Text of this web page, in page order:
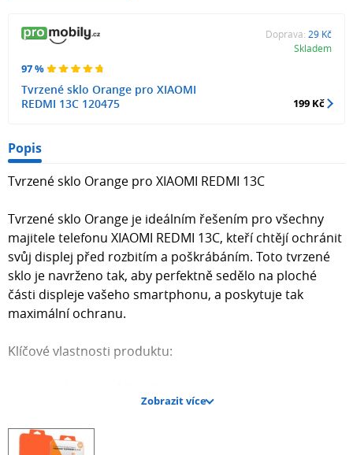
97 %
Tvrzené sklo Orange pro XIAOMI
REDMI 13C 120475
Doprava: 29 Kč
Skladem
199 Kč
Popis
Tvrzené sklo Orange pro XIAOMI REDMI 13C
Tvrzené sklo Orange je ideálním řešením pro všechny
majitele telefonu XIAOMI REDMI 13C, kteří chtějí ochránit
svůj displej před rozbitím a poškrábáním. Toto tvrzené
sklo je navrženo tak, aby perfektně sedělo na ploché
části displeje vašeho smartphonu, a poskytuje tak
maximální ochranu.
Klíčové vlastnosti produktu:
Zachovává citlivost dotykové obrazovky
Zobrazit více